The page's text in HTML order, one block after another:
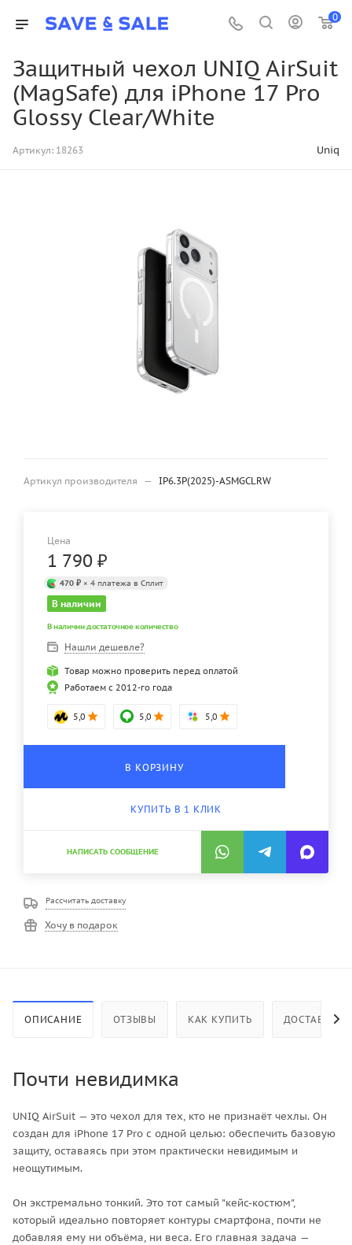
0
Защитный чехол UNIQ AirSuit
(MagSafe) для iPhone 17 Pro
Glossy Clear/White
Артикул: 18263 Uniq
Артикул производителя — IP6.3P(2025)-ASMGCLRW
Цена
1 790 ₽
470 ₽ × 4 платежа в Сплит
В наличии
В наличии достаточное количество
Нашли дешевле?
Товар можно проверить перед оплатой
Работаем с 2012-го года
5,0 5,0 5,0
В КОРЗИНУ
КУПИТЬ В 1 КЛИК
НАПИСАТЬ СООБЩЕНИЕ
Рассчитать доставку
Хочу в подарок
ОПИСАНИЕ ОТЗЫВЫ КАК КУПИТЬ ДОСТАВКА
Почти невидимка
UNIQ AirSuit — это чехол для тех, кто не признаёт чехлы. Он
создан для iPhone 17 Pro с одной целью: обеспечить базовую
защиту, оставаясь при этом практически невидимым и
неощутимым.
Он экстремально тонкий. Это тот самый "кейс-костюм",
который идеально повторяет контуры смартфона, почти не
добавляя ему ни объёма, ни веса. Его главная задача —